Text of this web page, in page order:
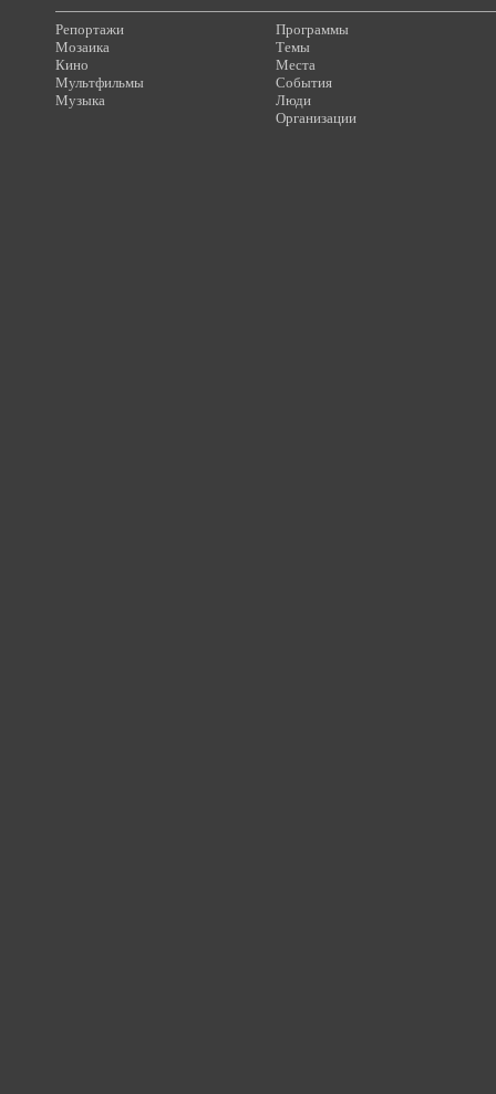
Репортажи
Мозаика
Кино
Мультфильмы
Музыка
Программы
Темы
Места
События
Люди
Организации